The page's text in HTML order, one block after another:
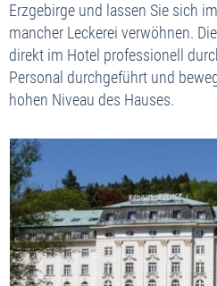
Erzgebirge und lassen Sie sich
mancher Leckerei verwöhnen.
direkt im Hotel professionell
Personal durchgeführt und
hohen Niveau des Hauses.